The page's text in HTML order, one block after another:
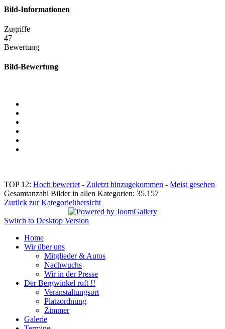
Bild-Informationen
Zugriffe
47
Bewertung
Bild-Bewertung
TOP 12: Hoch bewertet - Zuletzt hinzugekommen - Meist gesehen
Gesamtanzahl Bilder in allen Kategorien: 35.157
Zurück zur Kategorieübersicht
Switch to Desktop Version
Home
Wir über uns
Mitglieder & Autos
Nachwuchs
Wir in der Presse
Der Bergwinkel ruft !!
Veranstaltungsort
Platzordnung
Zimmer
Galerie